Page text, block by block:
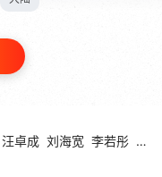
汪卓成 刘海宽 李若彤 陆